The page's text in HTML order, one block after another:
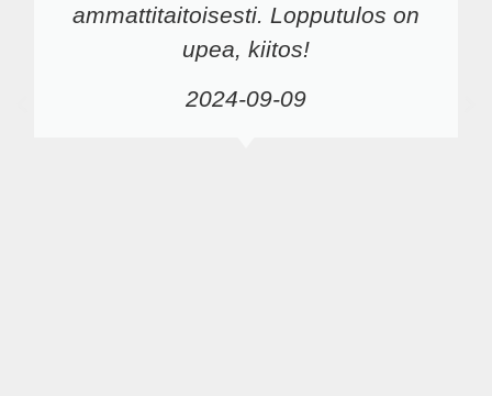
ammattitaitoisesti. Lopputulos on
upea, kiitos!
2024-09-09